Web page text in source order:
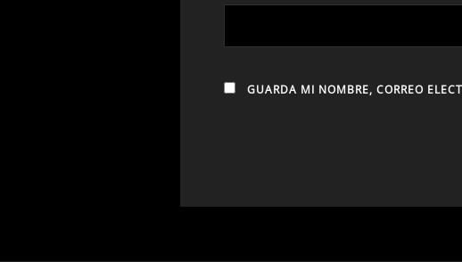
GUARDA MI NOMBRE, CORREO